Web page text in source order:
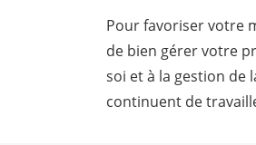
Pour favoriser votre
de bien gérer votre
soi et à la gestion de
continuent de